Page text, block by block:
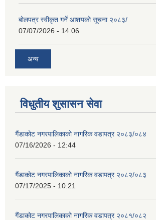
बोलपत्र स्वीकृत गर्ने आशयको सूचना २०८३/
07/07/2026 - 14:06
अन्य
विधुतीय शुसासन सेवा
गैंडाकोट नगरपालिकाको नागरिक वडापत्र २०८३/०८४
07/16/2026 - 12:44
गैंडाकोट नगरपालिकाको नागरिक वडापत्र २०८२/०८३
07/17/2025 - 10:21
गैंडाकोट नगरपालिकाको नागरिक वडापत्र २०८१/०८२